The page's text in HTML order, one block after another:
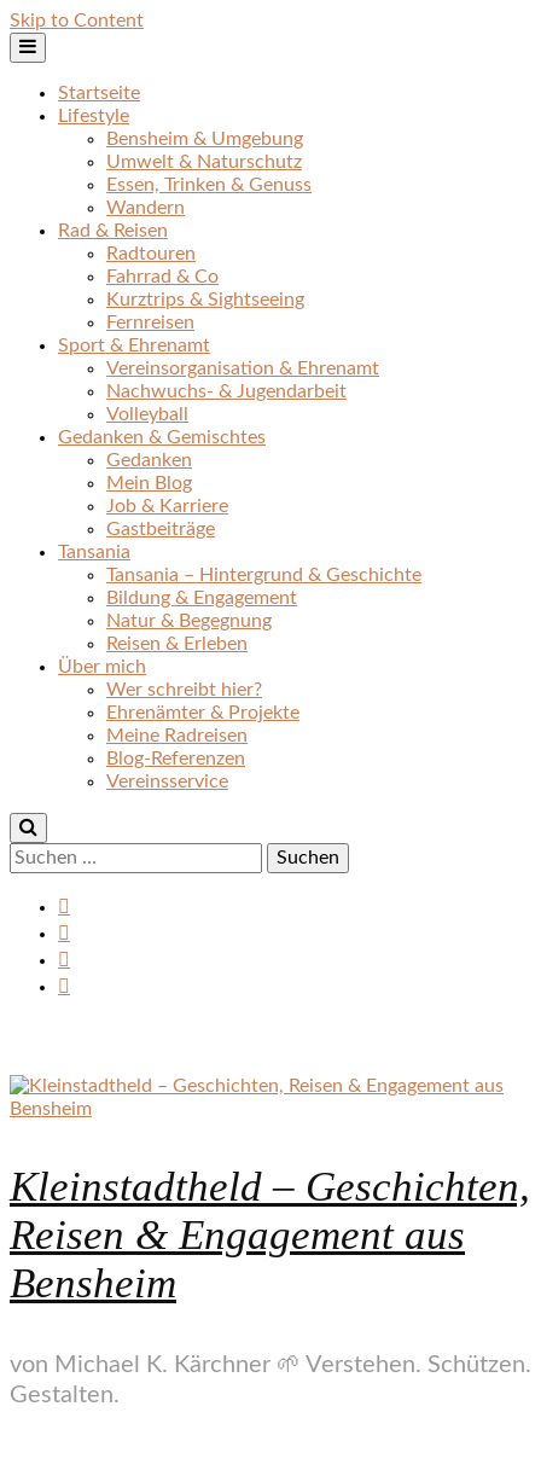
Skip to Content
Startseite
Lifestyle
Bensheim & Umgebung
Umwelt & Naturschutz
Essen, Trinken & Genuss
Wandern
Rad & Reisen
Radtouren
Fahrrad & Co
Kurztrips & Sightseeing
Fernreisen
Sport & Ehrenamt
Vereinsorganisation & Ehrenamt
Nachwuchs- & Jugendarbeit
Volleyball
Gedanken & Gemischtes
Gedanken
Mein Blog
Job & Karriere
Gastbeiträge
Tansania
Tansania – Hintergrund & Geschichte
Bildung & Engagement
Natur & Begegnung
Reisen & Erleben
Über mich
Wer schreibt hier?
Ehrenämter & Projekte
Meine Radreisen
Blog-Referenzen
Vereinsservice
Suchen
nach:
Kleinstadtheld – Geschichten,
Reisen & Engagement aus
Bensheim
von Michael K. Kärchner 🌱 Verstehen. Schützen.
Gestalten.